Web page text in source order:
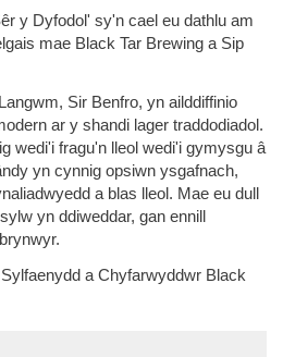
y Dyfodol' sy'n cael eu dathlu am
mae Black Tar Brewing a Sip
Sir Benfro, yn ailddiffinio
ar y shandi lager traddodiadol.
wedi'i fragu'n lleol wedi'i gymysgu â
yn cynnig opsiwn ysgafnach,
a blas lleol. Mae eu dull
yn ddiweddar, gan ennill
a Chyfarwyddwr Black